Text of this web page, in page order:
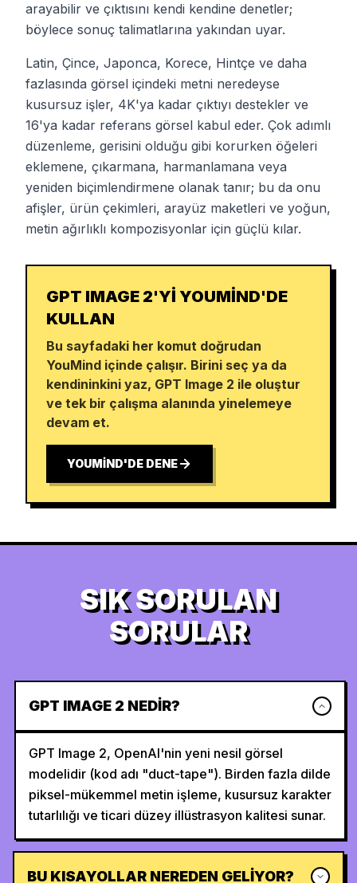
arayabilir ve çıktısını kendi kendine denetler;
böylece sonuç talimatlarına yakından uyar.
Latin, Çince, Japonca, Korece, Hintçe ve daha
fazlasında görsel içindeki metni neredeyse
kusursuz işler, 4K'ya kadar çıktıyı destekler ve
16'ya kadar referans görsel kabul eder. Çok adımlı
düzenleme, gerisini olduğu gibi korurken öğeleri
eklemene, çıkarmana, harmanlamana veya
yeniden biçimlendirmene olanak tanır; bu da onu
afişler, ürün çekimleri, arayüz maketleri ve yoğun,
metin ağırlıklı kompozisyonlar için güçlü kılar.
GPT IMAGE 2'YI YOUMIND'DE
KULLAN
Bu sayfadaki her komut doğrudan
YouMind içinde çalışır. Birini seç ya da
kendininkini yaz, GPT Image 2 ile oluştur
ve tek bir çalışma alanında yinelemeye
devam et.
YOUMIND'DE DENE
SIK SORULAN
SORULAR
GPT IMAGE 2 NEDIR?
GPT Image 2, OpenAI'nin yeni nesil görsel
modelidir (kod adı "duct-tape"). Birden fazla dilde
piksel-mükemmel metin işleme, kusursuz karakter
tutarlılığı ve ticari düzey illüstrasyon kalitesi sunar.
BU KISAYOLLAR NEREDEN GELIYOR?